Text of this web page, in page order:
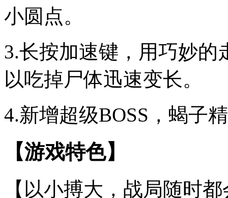
小圆点。
3.长按加速键，用巧妙
以吃掉尸体迅速变长。
4.新增超级BOSS，蝎子
【游戏特色】
【以小搏大，战局随时